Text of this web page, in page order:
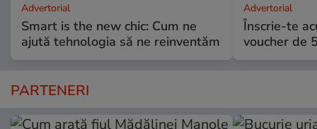
Advertorial
Smart is the new chic: Cum ne
ajută tehnologia să ne reinventăm
Advertorial
Înscrie-te
voucher de
PARTENERI